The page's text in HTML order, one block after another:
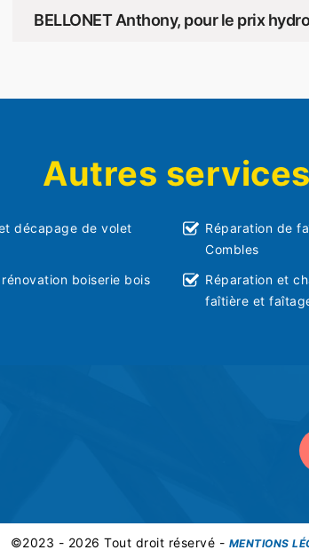
BELLONET Anthony, pour le prix
Autres services
décapage de volet
boiserie bois
Réparation de
Combles
Réparation et
faîtière et
©2023 - 2026 Tout droit réservé - MENTIONS